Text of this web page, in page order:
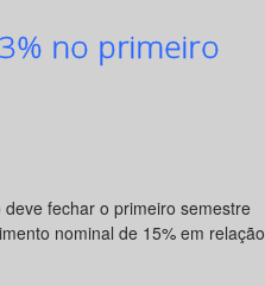
no primeiro
fechar o primeiro semestre
nominal de 15% em relação